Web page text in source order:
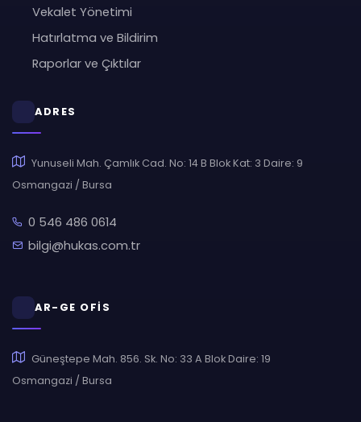
Vekalet Yönetimi
Hatırlatma ve Bildirim
Raporlar ve Çıktılar
ADRES
Yunuseli Mah. Çamlık Cad. No: 14 B Blok Kat: 3 Daire: 9
Osmangazi / Bursa
0 546 486 0614
bilgi@hukas.com.tr
AR-GE OFİS
Güneştepe Mah. 856. Sk. No: 33 A Blok Daire: 19
Osmangazi / Bursa